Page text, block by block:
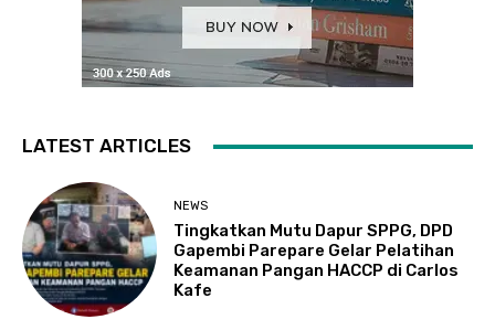
LATEST ARTICLES
NEWS
Tingkatkan Mutu Dapur SPPG, DPD
Gapembi Parepare Gelar Pelatihan
Keamanan Pangan HACCP di Carlos
Kafe